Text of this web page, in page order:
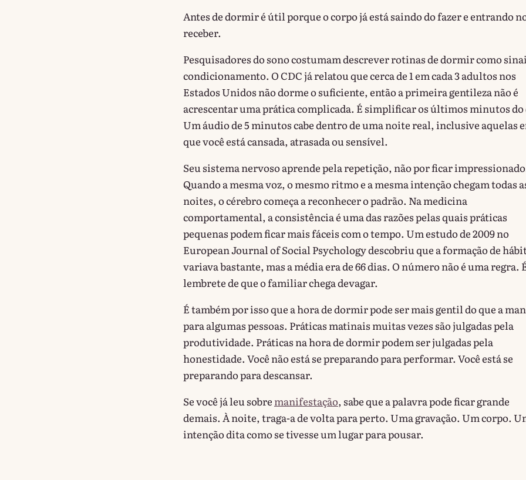
Antes de dormir é útil porque o corpo já está saindo do fazer e entrando
receber.
Pesquisadores do sono costumam descrever rotinas de dormir como
condicionamento. O CDC já relatou que cerca de 1 em cada 3 adultos nos
Estados Unidos não dorme o suficiente, então a primeira gentileza não é
acrescentar uma prática complicada. É simplificar os últimos minutos do
Um áudio de 5 minutos cabe dentro de uma noite real, inclusive aquelas
que você está cansada, atrasada ou sensível.
Seu sistema nervoso aprende pela repetição, não por ficar
Quando a mesma voz, o mesmo ritmo e a mesma intenção chegam todas
noites, o cérebro começa a reconhecer o padrão. Na medicina
comportamental, a consistência é uma das razões pelas quais práticas
pequenas podem ficar mais fáceis com o tempo. Um estudo de 2009 no
European Journal of Social Psychology descobriu que a formação de
variava bastante, mas a média era de 66 dias. O número não é uma regra.
lembrete de que o familiar chega devagar.
É também por isso que a hora de dormir pode ser mais gentil do que a
para algumas pessoas. Práticas matinais muitas vezes são julgadas pela
produtividade. Práticas na hora de dormir podem ser julgadas pela
honestidade. Você não está se preparando para performar. Você está se
preparando para descansar.
Se você já leu sobre manifestação, sabe que a palavra pode ficar grande
demais. À noite, traga-a de volta para perto. Uma gravação. Um corpo.
intenção dita como se tivesse um lugar para pousar.